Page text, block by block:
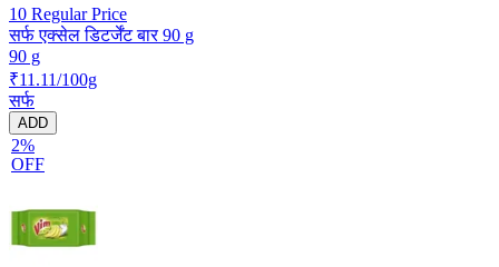
10 Regular Price
सर्फ एक्सेल डिटर्जेंट बार 90 g
90 g
₹11.11/100g
सर्फ
ADD
2%
OFF